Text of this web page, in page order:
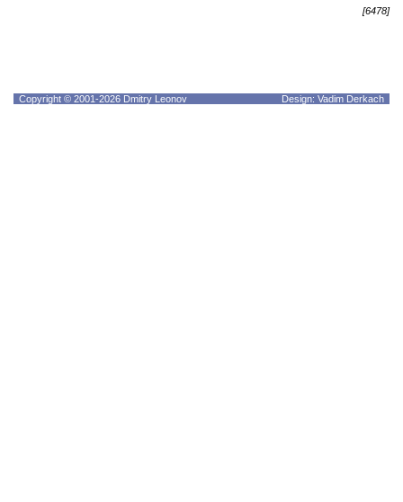
[6478]
Copyright © 2001-2026 Dmitry Leonov Design: Vadim Derkach